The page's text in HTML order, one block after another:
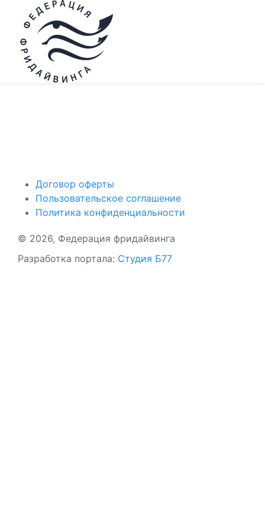
Договор оферты
Пользовательское соглашение
Политика конфиденциальности
© 2026, Федерация фридайвинга
Разработка портала: Студия Б77